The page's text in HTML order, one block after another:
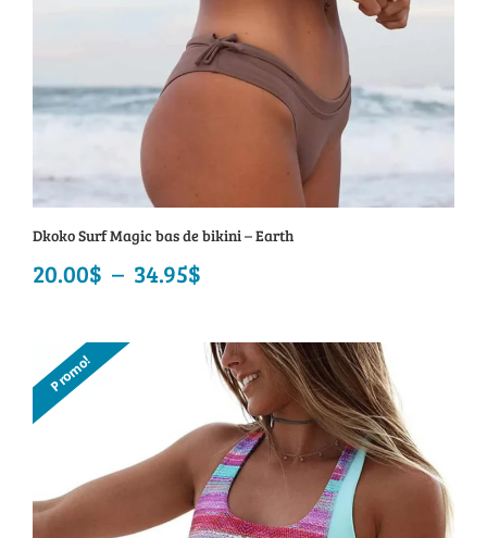
Dkoko Surf Magic bas de bikini – Earth
20.00$ – 34.95$
prix :
20.00$
à
34.95$
Promo!